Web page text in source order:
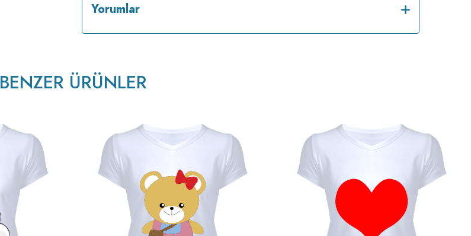
Yorumlar
BENZER ÜRÜNLER